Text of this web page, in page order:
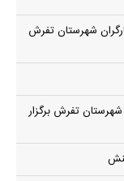
شهرستان تفرش
تفرش برگزار